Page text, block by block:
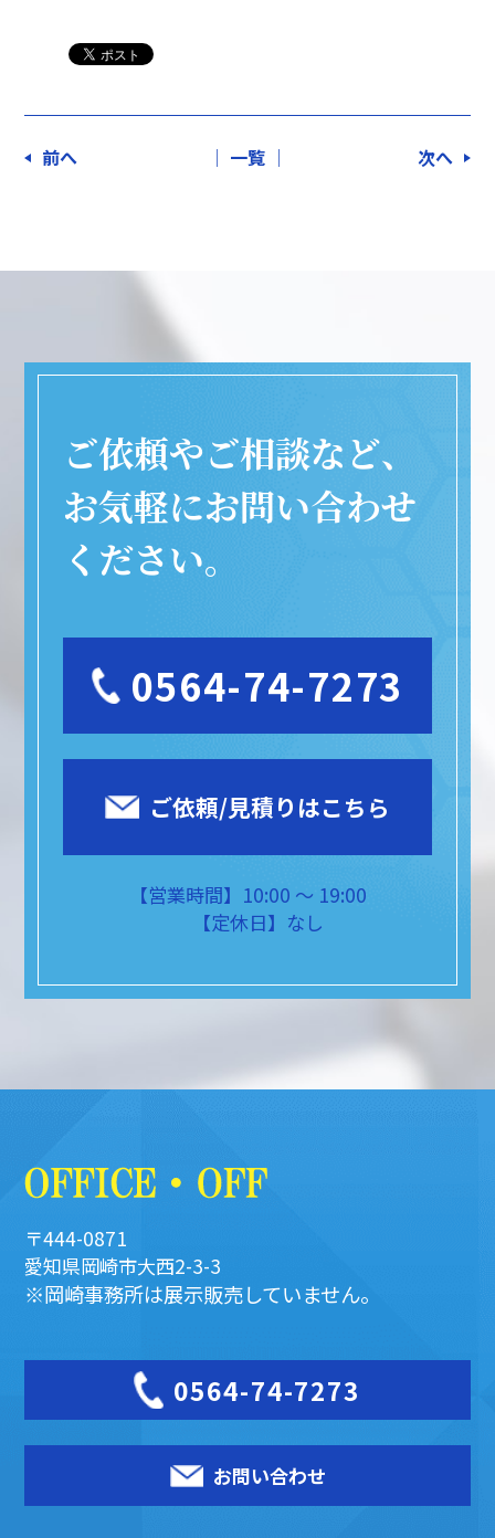
前へ 次へ
│ 一覧 │
ご依頼やご相談など、
お気軽にお問い合わせ
ください。
0564-74-7273
ご依頼/見積りはこちら
【営業時間】 10:00 〜 19:00
【定休日】 なし
〒444-0871
愛知県岡崎市大西2-3-3
※岡崎事務所は展示販売していません。
0564-74-7273
お問い合わせ